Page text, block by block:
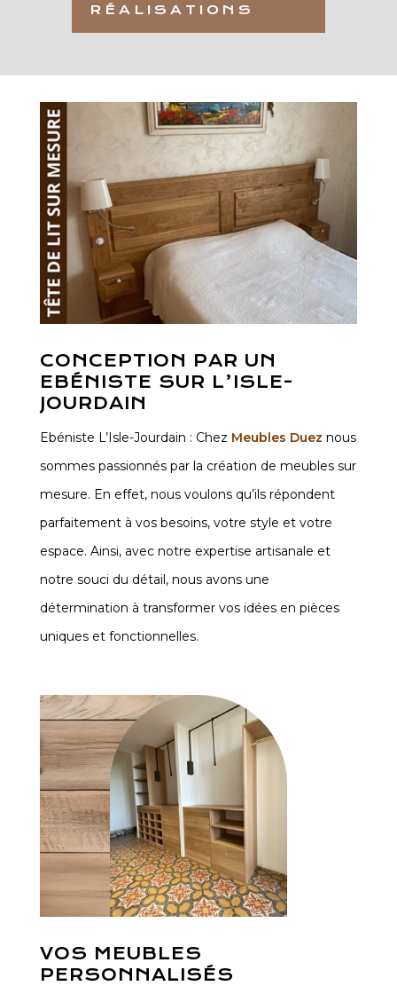
RÉALISATIONS
CONCEPTION PAR UN
EBÉNISTE SUR L’ISLE-
JOURDAIN
Ebéniste L’Isle-Jourdain : Chez Meubles Duez nous
sommes passionnés par la création de meubles sur
mesure. En effet, nous voulons qu’ils répondent
parfaitement à vos besoins, votre style et votre
espace. Ainsi, avec notre expertise artisanale et
notre souci du détail, nous avons une
détermination à transformer vos idées en pièces
uniques et fonctionnelles.
VOS MEUBLES
PERSONNALISÉS